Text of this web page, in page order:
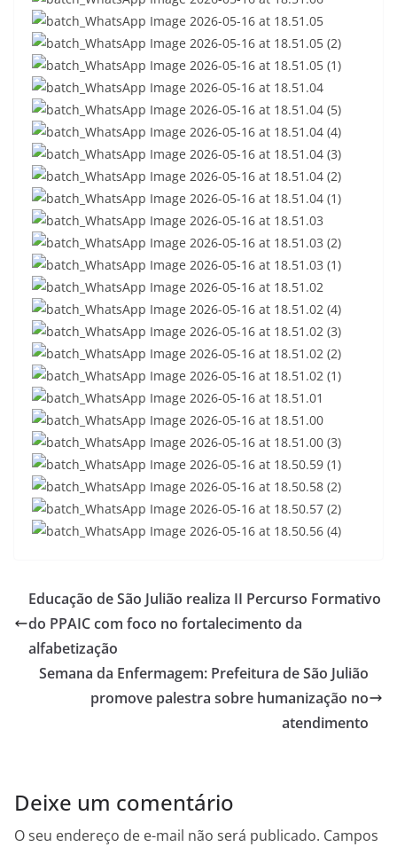
Educação de São Julião realiza II Percurso Formativo
do PPAIC com foco no fortalecimento da
alfabetização
Semana da Enfermagem: Prefeitura de São Julião
promove palestra sobre humanização no
atendimento
Deixe um comentário
O seu endereço de e-mail não será publicado. Campos